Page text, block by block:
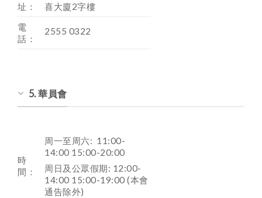
址：
喜大廈2字樓
電
話：
2555 0322
5. 華員會
時
間：
周一至周六: 11:00-
14:00 15:00-20:00
周日及公眾假期: 12:00-
14:00 15:00-19:00 (本會
通告除外)